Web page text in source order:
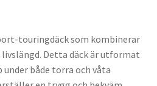
touringdäck som kombinerar
Detta däck är utformat
både torra och våta